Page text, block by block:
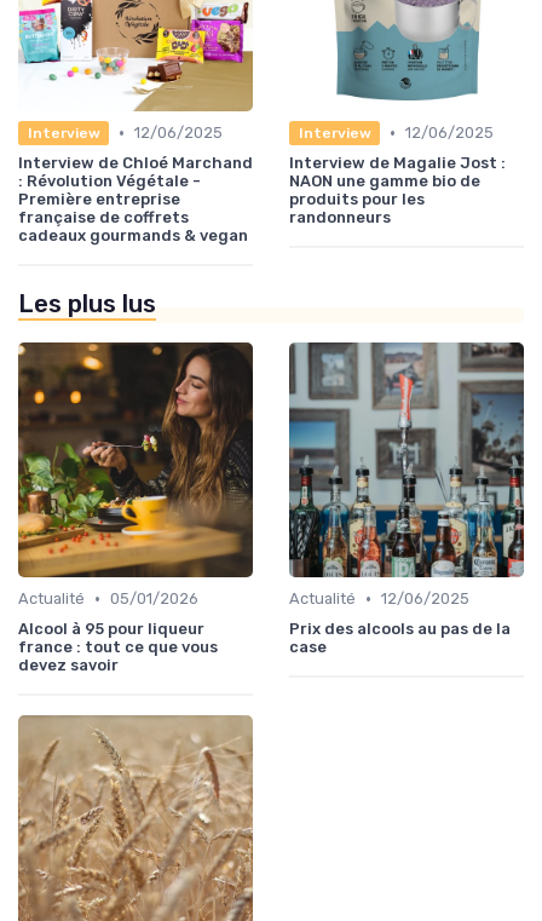
Interview • 12/06/2025
Interview de Chloé Marchand
: Révolution Végétale -
Première entreprise
française de coffrets
cadeaux gourmands & vegan
Interview • 12/06/2025
Interview de Magalie Jost :
NAON une gamme bio de
produits pour les
randonneurs
Les plus lus
Actualité • 05/01/2026
Alcool à 95 pour liqueur
france : tout ce que vous
devez savoir
Actualité • 12/06/2025
Prix des alcools au pas de la
case